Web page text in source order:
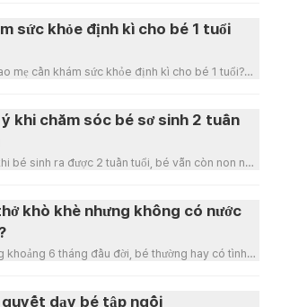
sức khỏe định kì cho bé 1 tuổi
mẹ cần khám sức khỏe định kì cho bé 1 tuổi?💡
ý khi chăm sóc bé sơ sinh 2 tuần
bé sinh ra được 2 tuần tuổi, bé vẫn còn non nớt
khò khè nhưng không có nước
khoảng 6 tháng đầu đời, bé thường hay có tình
quyết dạy bé tập ngồi